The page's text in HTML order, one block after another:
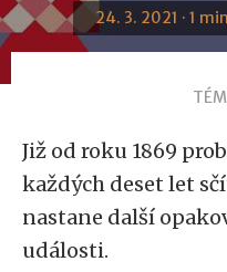
24. 3. 2021 · 1
Již od roku 1869
každých deset let
nastane další
události.